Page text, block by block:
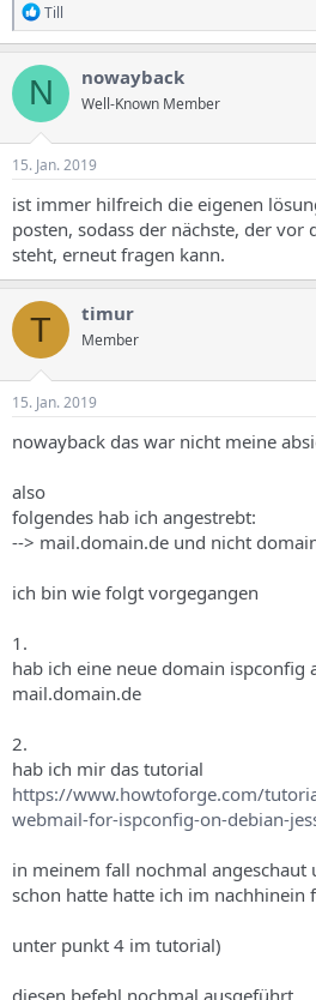
R
e
a
k
i
o
n
e
:
Till
N nowayback
Well-Known Member
15. Jan. 2019
ist immer hilfreich die eigenen
posten, sodass der nächste, der vor
steht, erneut fragen kann.
T timur
Member
15. Jan. 2019
nowayback das war nicht meine
also
folgendes hab ich angestrebt:
--> mail.domain.de und nicht
ich bin wie folgt vorgegangen
1.
hab ich eine neue domain ispconfig
mail.domain.de
2.
hab ich mir das tutorial
https://www.howtoforge.com/
webmail-for-ispconfig-on-debian-
in meinem fall nochmal angeschaut
schon hatte hatte ich im nachhinein
unter punkt 4 im tutorial)
diesen befehl nochmal ausgeführt